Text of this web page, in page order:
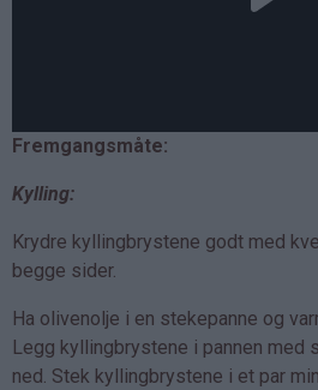
Fremgangsmåte:
Kylling:
Krydre kyllingbrystene godt med
begge sider.
Ha olivenolje i en stekepanne og
Legg kyllingbrystene i pannen med
ned. Stek kyllingbrystene i et par